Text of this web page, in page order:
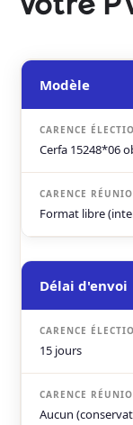
Modèle
Cerfa 15248*06
Format libre
Délai d'envoi
15 jours
Aucun